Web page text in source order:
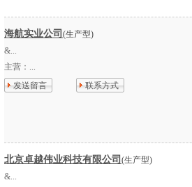
海航实业公司 (生产型)
&...
主营： ...
发送留言
联系方式
北京卓越伟业科技有限公司 (生产型)
&...